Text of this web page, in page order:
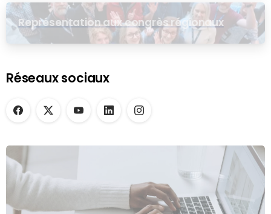
Représentation aux congrès régionaux
Réseaux sociaux